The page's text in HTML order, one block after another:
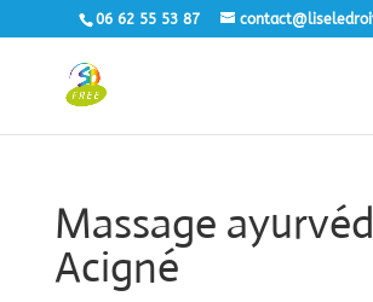
06 62 55 53 87
Massage
Acigné